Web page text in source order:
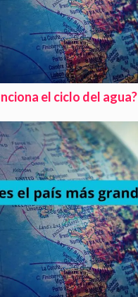
el ciclo del agua?